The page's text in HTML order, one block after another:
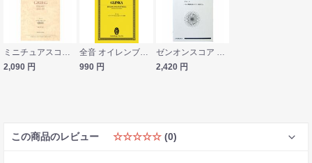
ミニチュアスコア OGT-0269 グリーグ ペール・ギュント 第1組曲・第1組曲 音楽之友社
2,090 円
全音 オイレンブルク・スコア グリンカ：オペラ《ルスランとリュドミーラ》序曲
990 円
ゼンオンスコア グリエール バレエ組曲 赤いけし 作品70a 全音楽譜出版社
2,420 円
この商品のレビュー ☆☆☆☆☆ (0)